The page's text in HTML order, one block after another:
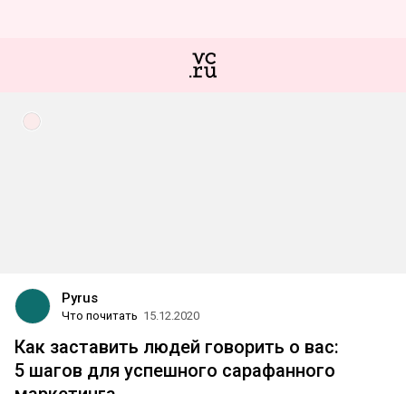
Pyrus
Что почитать 15.12.2020
Как заставить людей говорить о вас:
5 шагов для успешного сарафанного